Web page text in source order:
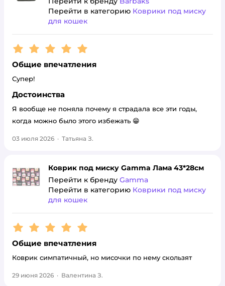
Перейти в категорию Коврики под миску
для кошек
Рейтинг:5
Общие впечатления
Супер!
Достоинства
Я вообще не поняла почему я страдала все эти годы,
когда можно было этого избежать 😁
03 июля 2026 · Татьяна З.
Коврик под миску Gamma Лама 43*28см
Перейти к бренду Gamma
Перейти в категорию Коврики под миску
для кошек
Рейтинг:5
Общие впечатления
Коврик симпатичный, но мисочки по нему скользят
29 июня 2026 · Валентина З.